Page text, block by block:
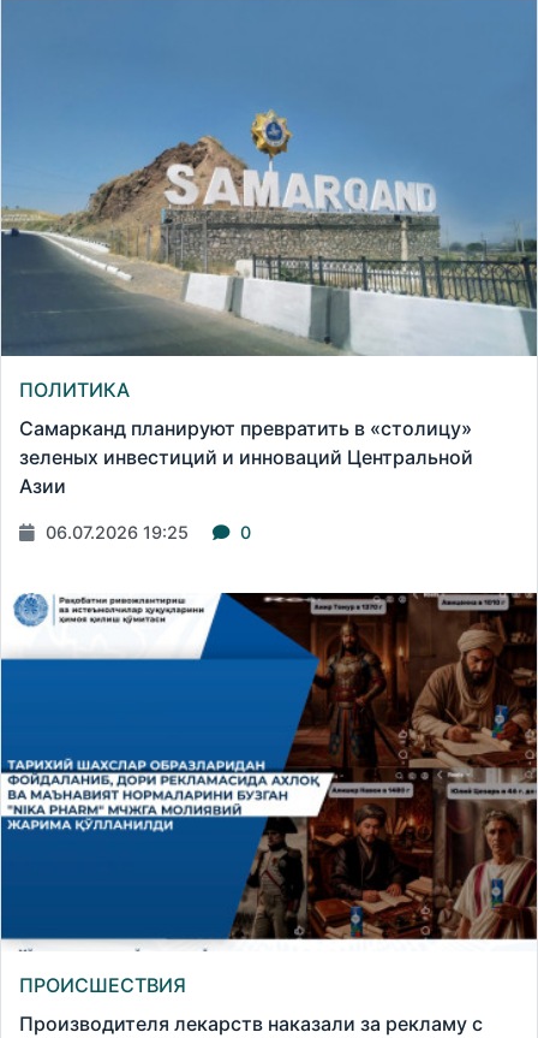
ПОЛИТИКА
Самарканд планируют превратить в «столицу»
зеленых инвестиций и инноваций Центральной
Азии
06.07.2026 19:25 0
ПРОИСШЕСТВИЯ
Производителя лекарств наказали за рекламу с